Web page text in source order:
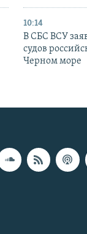
10:14
В СБС ВСУ
судов
Черном море